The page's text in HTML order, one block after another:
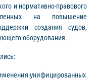
и нормативно-правового
на повышение
создания судов,
оборудования.
унифицированных